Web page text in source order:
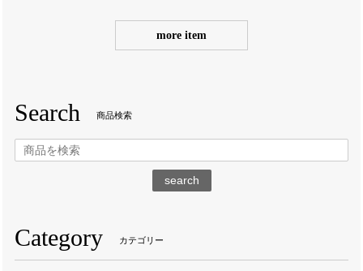
more item
Search 商品検索
search
Category カテゴリー